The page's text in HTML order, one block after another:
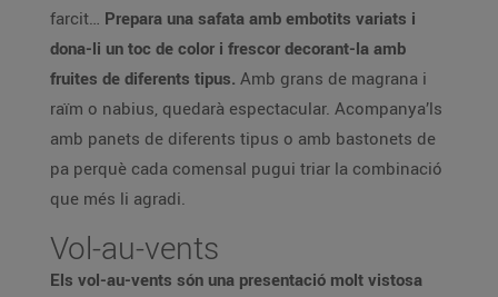
farcit… Prepara una safata amb embotits variats i
dona-li un toc de color i frescor decorant-la amb
fruites de diferents tipus. Amb grans de magrana i
raïm o nabius, quedarà espectacular. Acompanya’ls
amb panets de diferents tipus o amb bastonets de
pa perquè cada comensal pugui triar la combinació
que més li agradi.
Vol-au-vents
Els vol-au-vents són una presentació molt vistosa